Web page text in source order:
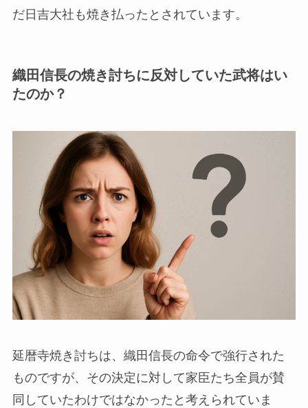
だ日吉大社も焼き払ったとされています。
織田信長の焼き討ちに反対していた武将はい
たのか？
延暦寺焼き討ちは、織田信長の命令で強行された
ものですが、その決定に対して家臣たち全員が賛
同していたわけではなかったと考えられていま